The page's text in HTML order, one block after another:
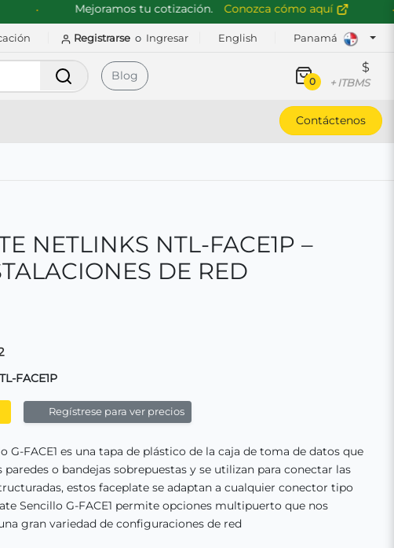
Mejoramos tu cotización. Conozca cómo aquí
Registrarse o Ingresar English Panamá
Buscar Blog 0
$
+ ITBMS
Contáctenos
NETLINKS NTL-FACE1P –
DE RED
FACE1P
Regístrese para ver precios
G-FACE1 es una tapa de plástico de la caja de toma de datos que
paredes o bandejas sobrepuestas y se utilizan para conectar las
estos faceplate se adaptan a cualquier conector tipo
Sencillo G-FACE1 permite opciones multipuerto que nos
gran variedad de configuraciones de red